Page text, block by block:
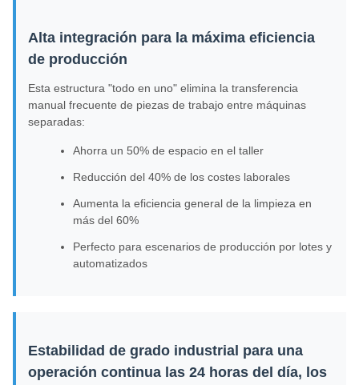
Alta integración para la máxima eficiencia
de producción
Esta estructura "todo en uno" elimina la transferencia
manual frecuente de piezas de trabajo entre máquinas
separadas:
Ahorra un 50% de espacio en el taller
Reducción del 40% de los costes laborales
Aumenta la eficiencia general de la limpieza en
más del 60%
Perfecto para escenarios de producción por lotes y
automatizados
Estabilidad de grado industrial para una
operación continua las 24 horas del día, los